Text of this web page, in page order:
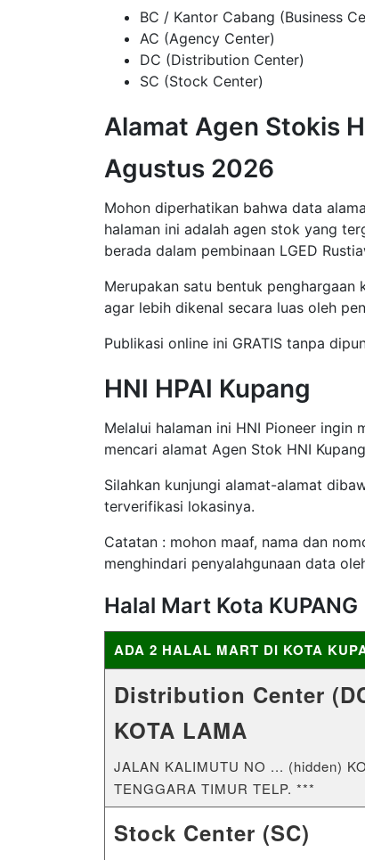
BC / Kantor Cabang (Business
AC (Agency Center)
DC (Distribution Center)
SC (Stock Center)
Alamat Agen Stokis
Agustus 2026
Mohon diperhatikan bahwa data
halaman ini adalah agen stok yang
berada dalam pembinaan LGED
Merupakan satu bentuk penghargaan
agar lebih dikenal secara luas oleh
Publikasi online ini GRATIS tanpa
HNI HPAI Kupang
Melalui halaman ini HNI Pioneer ingin
mencari alamat Agen Stok HNI
Silahkan kunjungi alamat-alamat
terverifikasi lokasinya.
Catatan : mohon maaf, nama dan
menghindari penyalahgunaan data
Halal Mart Kota KUPANG
ADA 2 HALAL MART DI KOTA
Distribution Center
KOTA LAMA
JALAN KALIMUTU NO ... (hidden)
TENGGARA TIMUR TELP. ***
Stock Center (SC)